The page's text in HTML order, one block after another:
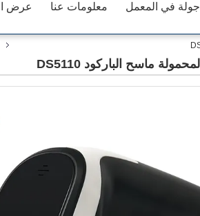
معلومات عنا جولة في المعمل